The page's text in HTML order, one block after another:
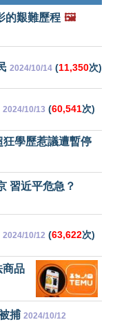
的艱難歷程 🖼️
2024/10/14 (11,350次)
2024/10/13 (60,541次)
學歷惹議遭暫停
習近平危急？
2024/10/12 (63,622次)
商品
捕 2024/10/12